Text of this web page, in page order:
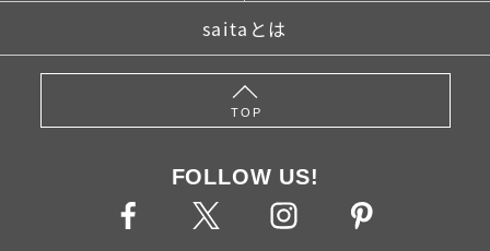
saitaとは
TOP
FOLLOW US!